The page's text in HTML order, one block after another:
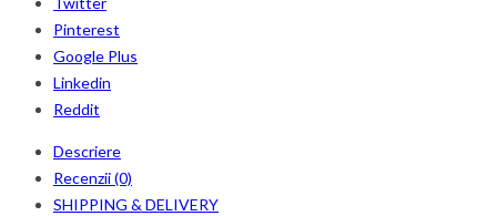
Pinterest
Google Plus
Linkedin
Reddit
Descriere
Recenzii (0)
SHIPPING & DELIVERY